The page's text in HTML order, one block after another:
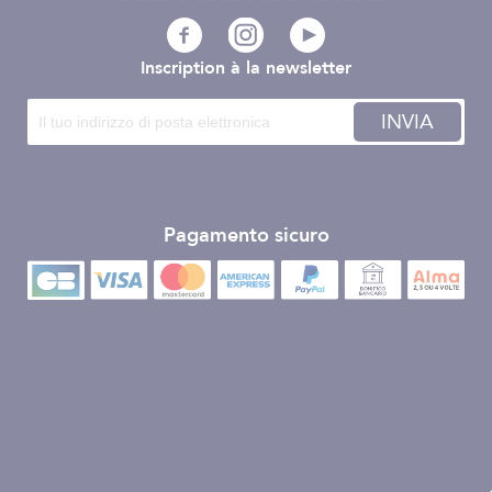
Inscription à la newsletter
INVIA
Pagamento sicuro